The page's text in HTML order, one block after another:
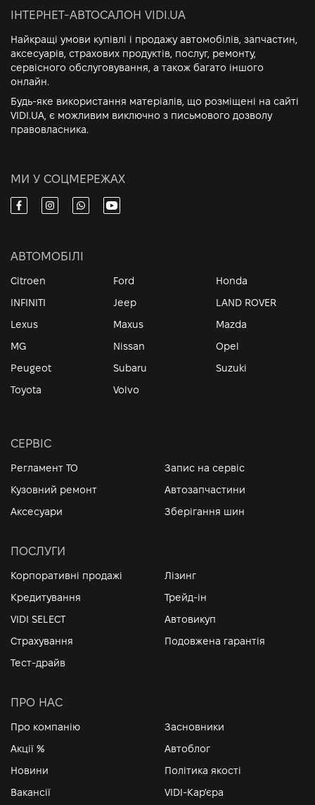
ІНТЕРНЕТ-АВТОСАЛОН VIDI.UA
Найкращі умови купівлі і продажу автомобілів, запчастин,
аксесуарів, страхових продуктів, послуг, ремонту,
сервісного обслуговування, а також багато іншого
онлайн.
Будь-яке використання матеріалів, що розміщені на сайті
VIDI.UA, є можливим виключно з письмового дозволу
правовласника.
МИ У СОЦМЕРЕЖАХ
АВТОМОБІЛІ
Citroen Ford
Honda
INFINITI
Jeep
LAND ROVER
Lexus
Maxus
Mazda
MG
Nissan
Opel
Peugeot
Subaru
Suzuki
Toyota
Volvo
СЕРВІС
Регламент ТО
Запис на сервіс
Кузовний ремонт
Автозапчастини
Аксесуари
Зберігання шин
ПОСЛУГИ
Корпоративні продажі
Лізинг
Кредитування
Трейд-ін
VIDI SELECT
Автовикуп
Страхування
Подовжена гарантія
Тест-драйв
ПРО НАС
Про компанію
Засновники
Акції %
Автоблог
Новини
Політика якості
Вакансії
VIDI-Кар'єра